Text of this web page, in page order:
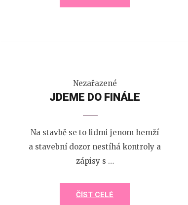
Nezařazené
JDEME DO FINÁLE
Na stavbě se to lidmi jenom hemží
a stavební dozor nestíhá kontroly a
zápisy s …
ČÍST CELÉ